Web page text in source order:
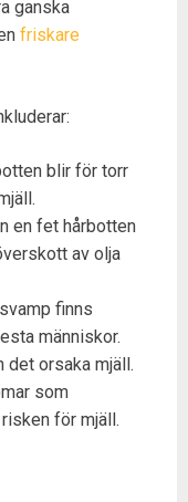
ganska
friskare
blir för torr
en fet hårbotten
av olja
finns
människor.
det orsaka mjäll.
som
för mjäll.